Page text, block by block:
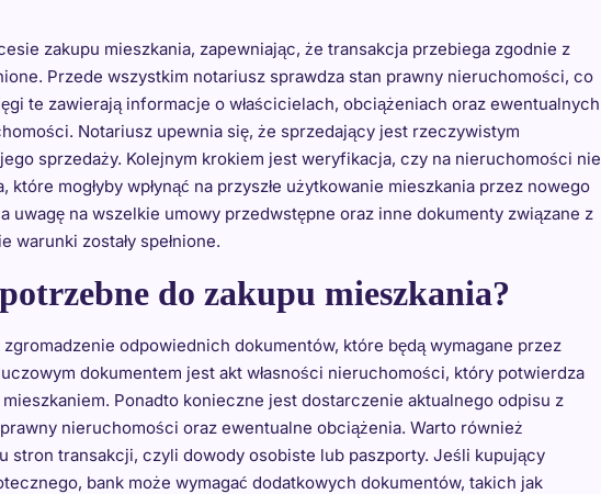
zakupu mieszkania, zapewniając, że transakcja przebiega zgodnie z
Przede wszystkim notariusz sprawdza stan prawny nieruchomości, co
te zawierają informacje o właścicielach, obciążeniach oraz ewentualnych
Notariusz upewnia się, że sprzedający jest rzeczywistym
sprzedaży. Kolejnym krokiem jest weryfikacja, czy na nieruchomości nie
mogłyby wpłynąć na przyszłe użytkowanie mieszkania przez nowego
uwagę na wszelkie umowy przedwstępne oraz inne dokumenty związane z
warunki zostały spełnione.
do zakupu mieszkania?
odpowiednich dokumentów, które będą wymagane przez
dokumentem jest akt własności nieruchomości, który potwierdza
Ponadto konieczne jest dostarczenie aktualnego odpisu z
nieruchomości oraz ewentualne obciążenia. Warto również
stron transakcji, czyli dowody osobiste lub paszporty. Jeśli kupujący
bank może wymagać dodatkowych dokumentów, takich jak